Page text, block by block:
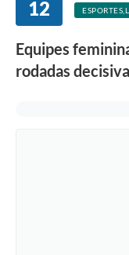
Câmara Municipal
Contato
12
Equipes
rodadas